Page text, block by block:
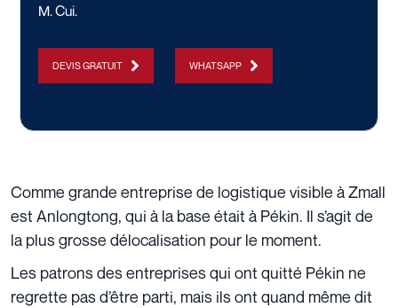
M. Cui.
DEVIS GRATUIT WHATSAPP
Comme grande entreprise de logistique visible à Zmall
est Anlongtong, qui à la base était à Pékin. Il s’agit de
la plus grosse délocalisation pour le moment.
Les patrons des entreprises qui ont quitté Pékin ne
regrette pas d’être parti, mais ils ont quand même dit